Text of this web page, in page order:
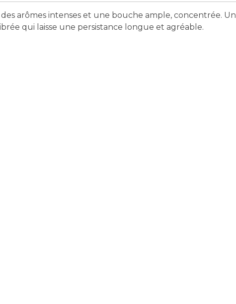
arômes intenses et une bouche ample, concentrée. Un
qui laisse une persistance longue et agréable.